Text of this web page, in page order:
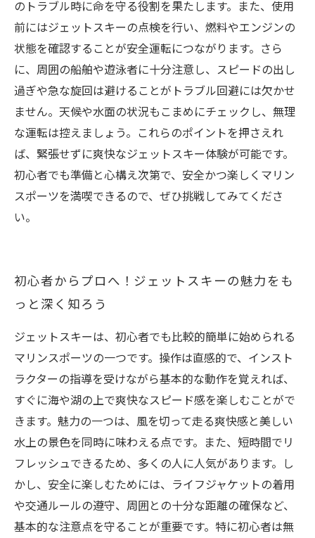
のトラブル時に命を守る役割を果たします。また、使用
前にはジェットスキーの点検を行い、燃料やエンジンの
状態を確認することが安全運転につながります。さら
に、周囲の船舶や遊泳者に十分注意し、スピードの出し
過ぎや急な旋回は避けることがトラブル回避には欠かせ
ません。天候や水面の状況もこまめにチェックし、無理
な運転は控えましょう。これらのポイントを押さえれ
ば、緊張せずに爽快なジェットスキー体験が可能です。
初心者でも準備と心構え次第で、安全かつ楽しくマリン
スポーツを満喫できるので、ぜひ挑戦してみてくださ
い。
初心者からプロへ！ジェットスキーの魅力をも
っと深く知ろう
ジェットスキーは、初心者でも比較的簡単に始められる
マリンスポーツの一つです。操作は直感的で、インスト
ラクターの指導を受けながら基本的な動作を覚えれば、
すぐに海や湖の上で爽快なスピード感を楽しむことがで
きます。魅力の一つは、風を切って走る爽快感と美しい
水上の景色を同時に味わえる点です。また、短時間でリ
フレッシュできるため、多くの人に人気があります。し
かし、安全に楽しむためには、ライフジャケットの着用
や交通ルールの遵守、周囲との十分な距離の確保など、
基本的な注意点を守ることが重要です。特に初心者は無